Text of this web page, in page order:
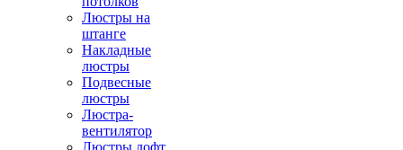
Люстры на
штанге
Накладные
люстры
Подвесные
люстры
Люстра-
вентилятор
Люстры лофт